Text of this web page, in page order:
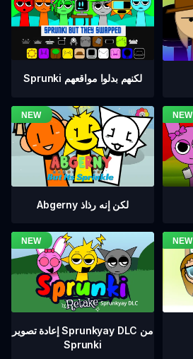
Sprunki لكنهم بدلوا مواقعهم
Abgerny لكن إنه رذاذ
إعادة تصوير Sprunkyay DLC من
Sprunki